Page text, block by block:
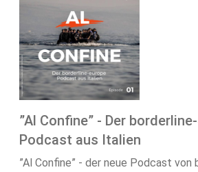
”Al Confine” - Der
Podcast aus Italien
”Al Confine” - der neue Podcast von